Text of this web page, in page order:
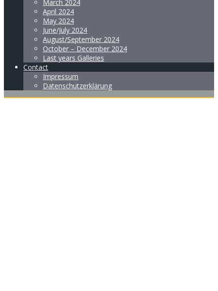
March 2024
April 2024
May 2024
June/July 2024
August/September 2024
October – December 2024
Last years Galleries
Contact
Impressum
Datenschutzerklärung